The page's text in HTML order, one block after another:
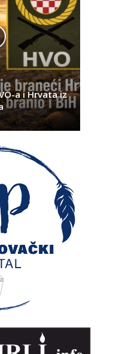
a i Hrvata iz